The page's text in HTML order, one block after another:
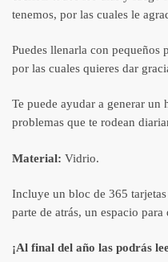
tenemos, por las cuales le
Puedes llenarla con pequeños
por las cuales quieres dar
Te puede ayudar a generar un
problemas que te rodean
Material: Vidrio.
Incluye un bloc de 365
parte de atrás, un espacio para
¡Al final del año las podrás